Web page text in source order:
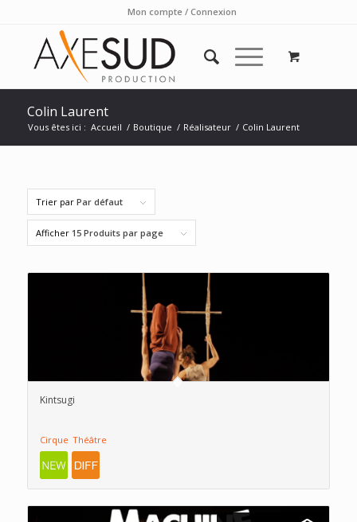
Mon compte / Connexion
Colin Laurent
Vous êtes ici : Accueil / Boutique / Réalisateur / Colin Laurent
Trier par Par défaut
Afficher 15 Produits par page
Kintsugi
Cirque Théâtre